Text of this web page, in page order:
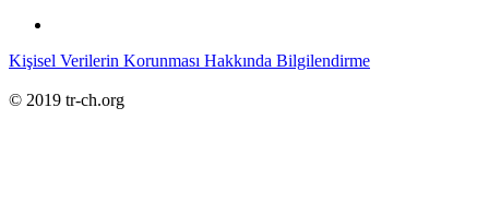
Kişisel Verilerin Korunması Hakkında Bilgilendirme
© 2019 tr-ch.org